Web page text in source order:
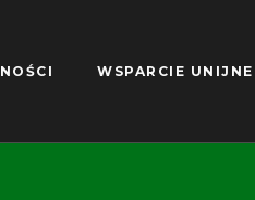
WSPARCIE UNIJNE